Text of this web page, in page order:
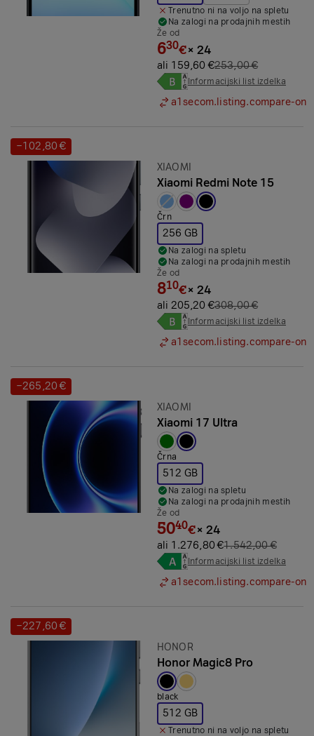
Trenutno ni na voljo na spletu
Na zalogi na prodajnih mestih
Že od
630€× 24
ali 159,60 €253,00 €
Informacijski list izdelka
a1secom.listing.compare-on
Prihranek:
−102,80 €
Znamka:
XIAOMI
Xiaomi Redmi Note 15
Izbrana barva:
Črn
256 GB
Na zalogi na spletu
Na zalogi na prodajnih mestih
Že od
810€× 24
ali 205,20 €308,00 €
Informacijski list izdelka
a1secom.listing.compare-on
Prihranek:
−265,20 €
Znamka:
XIAOMI
Xiaomi 17 Ultra
Izbrana barva:
Črna
512 GB
Na zalogi na spletu
Na zalogi na prodajnih mestih
Že od
5040€× 24
ali 1.276,80 €1.542,00 €
Informacijski list izdelka
a1secom.listing.compare-on
Prihranek:
−227,60 €
Znamka:
HONOR
Honor Magic8 Pro
Izbrana barva:
black
512 GB
Trenutno ni na voljo na spletu